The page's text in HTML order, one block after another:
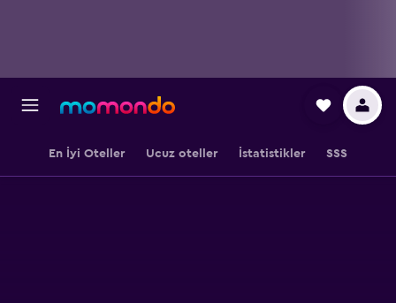
En İyi Oteller Ucuz oteller İstatistikler SSS